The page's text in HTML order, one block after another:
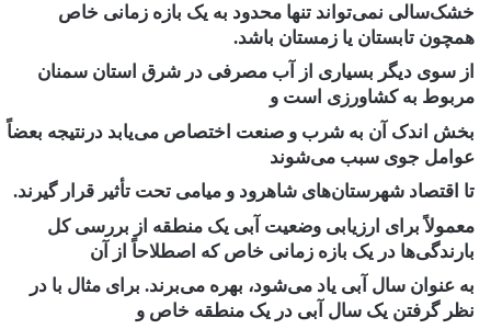
خشک‌سالی نمی‌تواند تنها محدود به یک بازه زمانی خاص
همچون تابستان یا زمستان باشد.
از سوی دیگر بسیاری از آب مصرفی در شرق استان سمنان
مربوط به کشاورزی است و
بخش اندک آن به شرب و صنعت اختصاص می‌یابد درنتیجه بعضاً
عوامل جوی سبب می‌شوند
تا اقتصاد شهرستان‌های شاهرود و میامی تحت تأثیر قرار گیرند.
معمولاً برای ارزیابی وضعیت آبی یک منطقه از بررسی کل
بارندگی‌ها در یک بازه زمانی خاص که اصطلاحاً از آن
به ‌عنوان سال آبی یاد می‌شود، بهره می‌برند. برای مثال با در
نظر گرفتن یک سال آبی در یک منطقه خاص و